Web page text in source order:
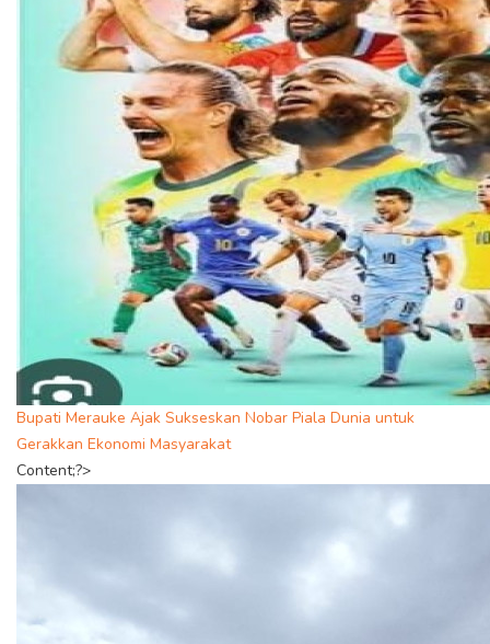
Bupati Merauke Ajak Sukseskan Nobar Piala Dunia untuk
Gerakkan Ekonomi Masyarakat
Content;?>